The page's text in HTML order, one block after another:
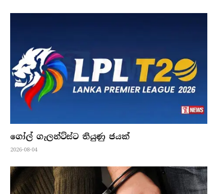
ගෝල් ගැලන්ට්ස්ට තියුණු ජයක්
2026-08-04